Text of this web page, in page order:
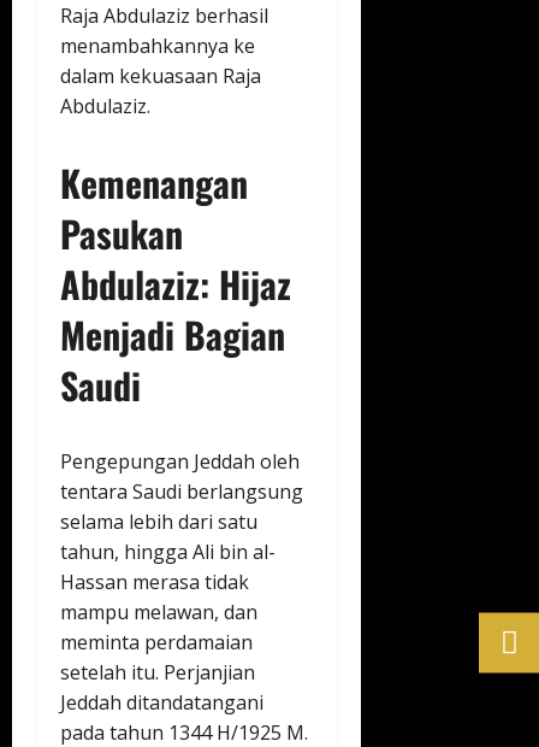
Raja Abdulaziz berhasil
menambahkannya ke
dalam kekuasaan Raja
Abdulaziz.
Kemenangan
Pasukan
Abdulaziz: Hijaz
Menjadi Bagian
Saudi
Pengepungan Jeddah oleh
tentara Saudi berlangsung
selama lebih dari satu
tahun, hingga Ali bin al-
Hassan merasa tidak
mampu melawan, dan
meminta perdamaian
setelah itu. Perjanjian
Jeddah ditandatangani
pada tahun 1344 H/1925 M.